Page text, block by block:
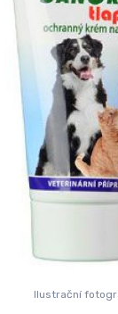
Ilustrační